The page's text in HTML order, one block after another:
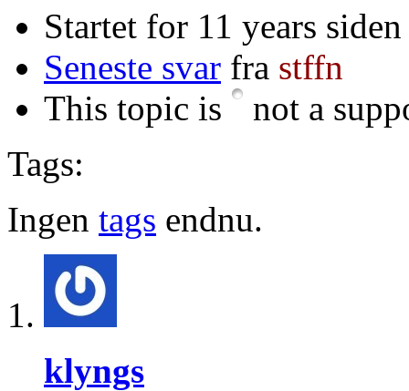
Startet for 11 years
Seneste svar fra stffn
This topic is
not a
Tags:
Ingen tags endnu.
klyngs